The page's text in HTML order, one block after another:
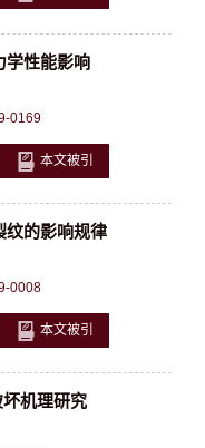
学性能影响
0169
本文被引
纹的影响规律
0008
本文被引
机理研究